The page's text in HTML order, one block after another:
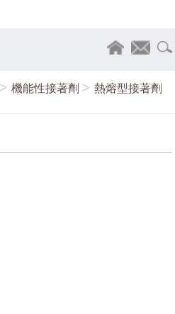
機能性接著劑
熱熔型接著劑